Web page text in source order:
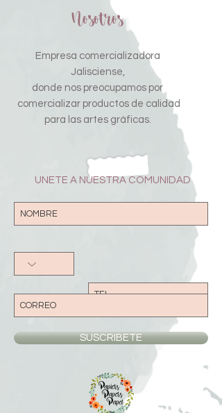
Nosotros
Empresa comercializadora
Jalisciense,
donde nos preocupamos por
comercializar productos de calidad
para las artes gráficas.
UNETE A NUESTRA COMUNIDAD
SUSCRIBETE